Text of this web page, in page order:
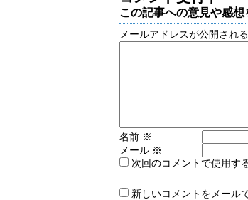
この記事への意見や感想
メールアドレスが公開され
名前 ※
メール ※
次回のコメントで使用す
新しいコメントをメール